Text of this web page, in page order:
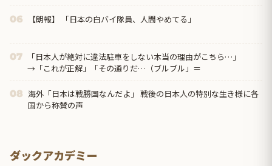
06 【朗報】 「日本の白バイ隊員、人間やめてる」
07
「日本人が絶対に違法駐車をしない本当の理由がこちら…」
→「これが正解」「その通りだ…（ブルブル」＝
08 海外「日本は戦勝国なんだよ」 戦後の日本人の特別な生き様に各
国から称賛の声
ダックアカデミー